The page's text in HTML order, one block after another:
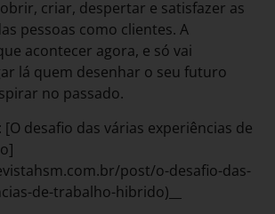
criar, despertar e satisfazer as
pessoas como clientes. A
acontecer agora, e só vai
lá quem desenhar o seu futuro
no passado.
[O desafio das várias experiências de
post/o-desafio-das-
de-trabalho-hibrido)__